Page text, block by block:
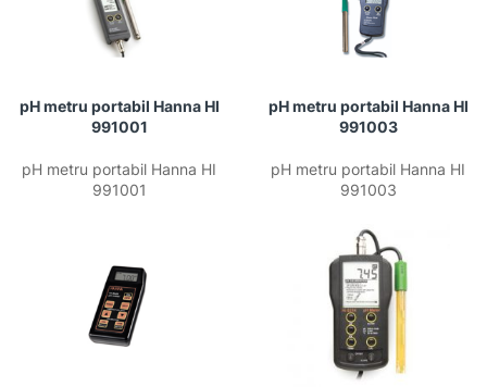
pH metru portabil Hanna HI
991001
pH metru portabil Hanna HI
991001
pH metru portabil Hanna HI
991003
pH metru portabil Hanna HI
991003